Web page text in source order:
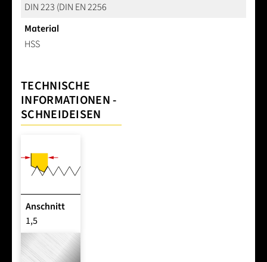
DIN 223 (DIN EN 2256
Material
HSS
TECHNISCHE
INFORMATIONEN -
SCHNEIDEISEN
Anschnitt
1,5